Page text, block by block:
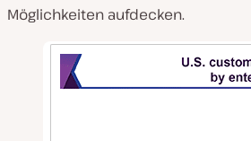
Möglichkeiten aufdecken.